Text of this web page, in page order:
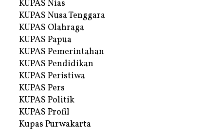
KUPAS Nias
KUPAS Nusa Tenggara
KUPAS Olahraga
KUPAS Papua
KUPAS Pemerintahan
KUPAS Pendidikan
KUPAS Peristiwa
KUPAS Pers
KUPAS Politik
KUPAS Profil
Kupas Purwakarta